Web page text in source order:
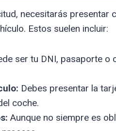
necesitarás presentar
Estos suelen incluir:
ser tu DNI, pasaporte o
Debes presentar la
coche.
Aunque no siempre es